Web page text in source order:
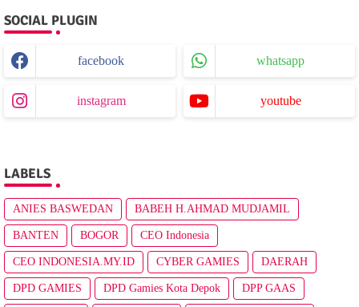
SOCIAL PLUGIN
facebook whatsapp
instagram youtube
LABELS
ANIES BASWEDAN BABEH H.AHMAD MUDJAMIL
BANTEN BOGOR CEO Indonesia
CEO INDONESIA.MY.ID CYBER GAMIES DAERAH
DPD GAMIES DPD Gamies Kota Depok DPP GAAS